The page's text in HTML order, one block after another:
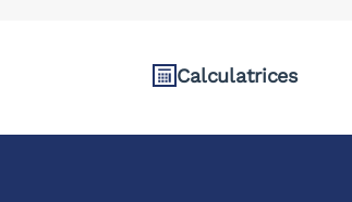
Calculatrices